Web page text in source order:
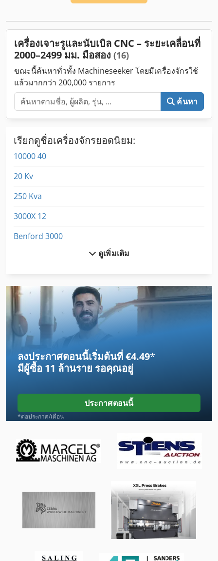
เครื่องเจาะรูและนับเบิล CNC – ระยะเคลื่อนที่
2000–2499 มม. มือสอง (16)
ขณะนี้ค้นหาทั่วทั้ง Machineseeker โดยมีเครื่องจักรใช้
แล้วมากกว่า 200,000 รายการ
ค้นหา
เรียกดูชื่อเครื่องจักรยอดนิยม:
10000 40
20 Kv
250 Kva
3000X 12
Benford 3000
Bmc
Ctx 400
Cwk 400
Cylinder
Dws 200
Emu 200
Frm D Midi
Hegner Hdb 200
Na 3000
ดูเพิ่มเติม
ลงประกาศตอนนี้เริ่มต้นที่ €4.49*
มีผู้ซื้อ 11 ล้านราย รอคุณอยู่
ประกาศตอนนี้
*ต่อประกาศ/เดือน